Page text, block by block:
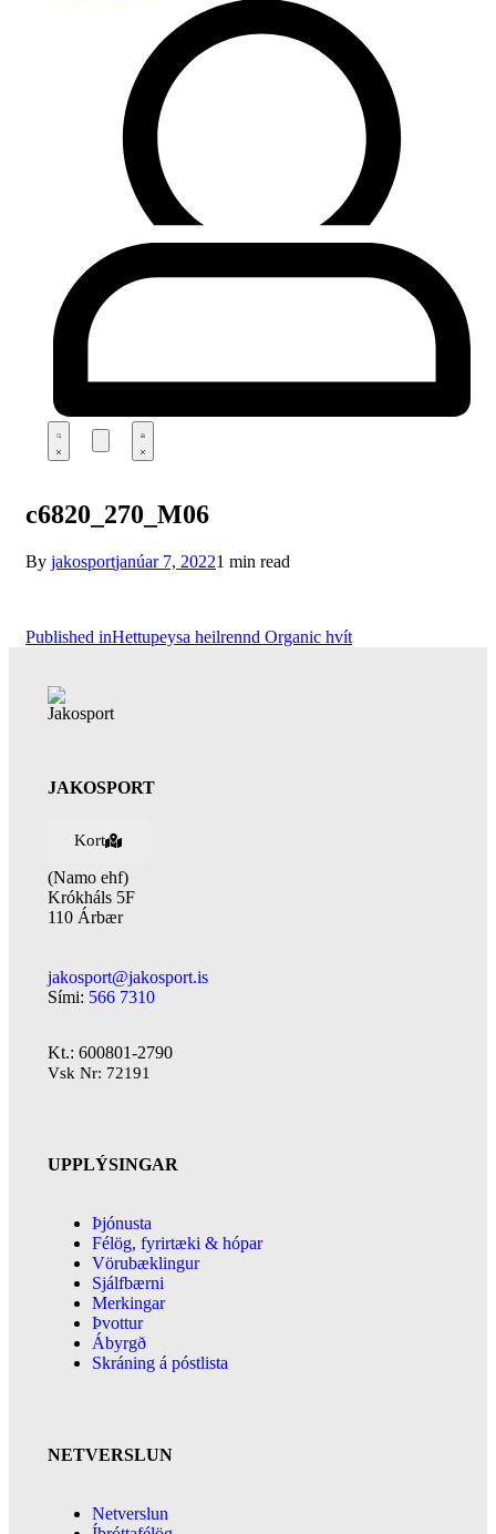
c6820_270_M06
By jakosportjanúar 7, 20221 min read
Published inHettupeysa heilrennd Organic hvít
JAKOSPORT
Kort
(Namo ehf)
Krókháls 5F
110 Árbær
jakosport@jakosport.is
Sími: 566 7310
Kt.: 600801-2790
Vsk Nr: 72191
UPPLÝSINGAR
Þjónusta
Félög, fyrirtæki & hópar
Vörubæklingur
Sjálfbærni
Merkingar
Þvottur
Ábyrgð
Skráning á póstlista
NETVERSLUN
Netverslun